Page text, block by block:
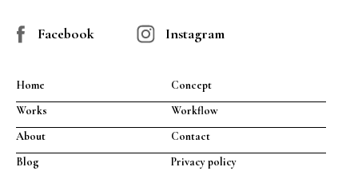
Facebook Instagram
Home
Concept
Works
Workflow
About
Contact
Blog
Privacy policy